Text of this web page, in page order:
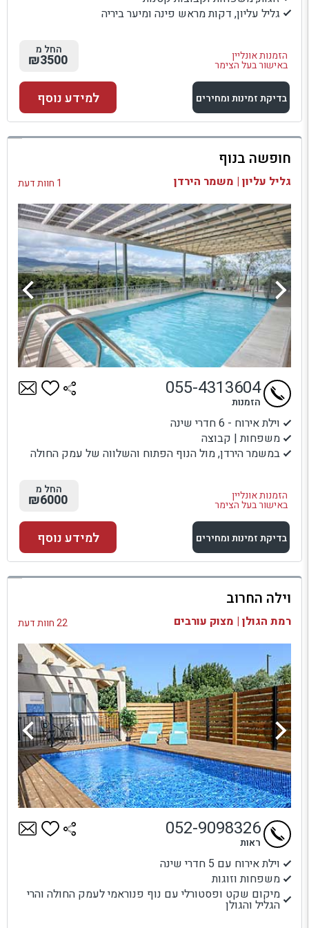
גליל עליון, דקות מראש פינה ומיער ביריה
הזמנות אונליין
באישור בעל הצימר
החל מ
₪3500
בדיקת זמינות ומחירים
למתחם זה
בדיקת זמינות ומחירים
למידע נוסף
חופשה בנוף
גליל עליון | משמר הירדן 1 חוות דעת
וילת אירוח - 6 חדרי שינה
משפחות | קבוצה
במשמר הירדן, מול הנוף הפתוח והשלווה של עמק החולה
הזמנות אונליין
באישור בעל הצימר
055-4313604
הזמנות
החל מ
₪6000
בדיקת זמינות ומחירים
למתחם זה
בדיקת זמינות ומחירים
למידע נוסף
וילה החרוב
רמת הגולן | מצוק עורבים 22 חוות דעת
וילת אירוח עם 5 חדרי שינה
משפחות וזוגות
מיקום שקט ופסטורלי עם נוף פנוראמי לעמק החולה והרי
הגליל והגולן
052-9098326
ראות